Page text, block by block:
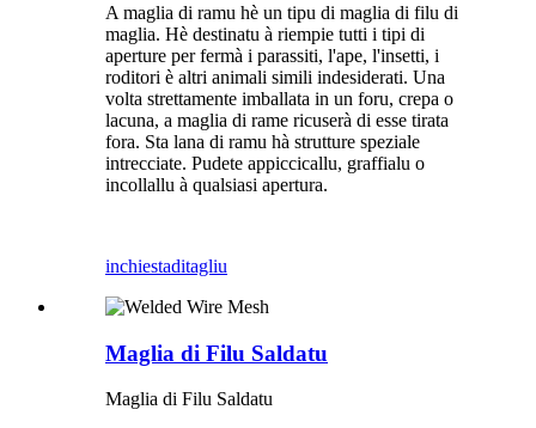
A maglia di ramu hè un tipu di maglia di filu di
maglia. Hè destinatu à riempie tutti i tipi di
aperture per fermà i parassiti, l'ape, l'insetti, i
roditori è altri animali simili indesiderati. Una
volta strettamente imballata in un foru, crepa o
lacuna, a maglia di rame ricuserà di esse tirata
fora. Sta lana di ramu hà strutture speziale
intrecciate. Pudete appiccicallu, graffialu o
incollallu à qualsiasi apertura.
inchiestaditagliu
Maglia di Filu Saldatu
Maglia di Filu Saldatu